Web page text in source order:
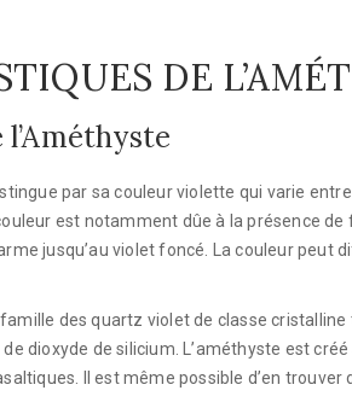
DE
par sa couleur violette qui varie
est notamment dûe à la présence
jusqu’au violet foncé. La couleur peut
des quartz violet de classe
dioxyde de silicium. L’améthyste est
Il est même possible d’en